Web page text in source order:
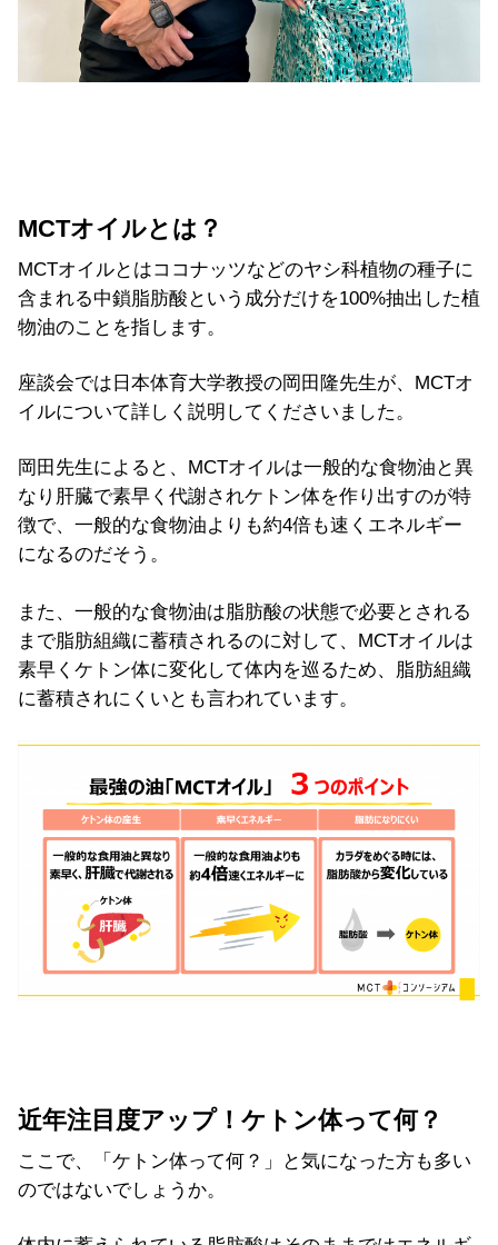
MCTオイルとは？
MCTオイルとはココナッツなどのヤシ科植物の種子に
含まれる中鎖脂肪酸という成分だけを100%抽出した植
物油のことを指します。
座談会では日本体育大学教授の岡田隆先生が、MCTオ
イルについて詳しく説明してくださいました。
岡田先生によると、MCTオイルは一般的な食物油と異
なり肝臓で素早く代謝されケトン体を作り出すのが特
徴で、一般的な食物油よりも約4倍も速くエネルギー
になるのだそう。
また、一般的な食物油は脂肪酸の状態で必要とされる
まで脂肪組織に蓄積されるのに対して、MCTオイルは
素早くケトン体に変化して体内を巡るため、脂肪組織
に蓄積されにくいとも言われています。
近年注目度アップ！ケトン体って何？
ここで、「ケトン体って何？」と気になった方も多い
のではないでしょうか。